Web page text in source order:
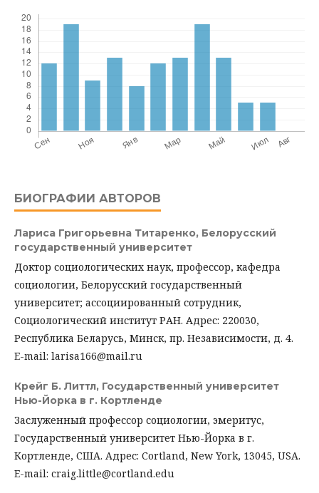
БИОГРАФИИ АВТОРОВ
Лариса Григорьевна Титаренко, Белорусский
государственный университет
Доктор социологических наук, профессор, кафедра
социологии, Белорусский государственный
университет; ассоциированный сотрудник,
Социологический институт РАН. Адрес: 220030,
Республика Беларусь, Минск, пр. Независимости, д. 4.
E-mail: larisa166@mail.ru
Крейг Б. Литтл, Государственный университет
Нью-Йорка в г. Кортленде
Заслуженный профессор социологии, эмеритус,
Государственный университет Нью-Йорка в г.
Кортленде, США. Адрес: Cortland, New York, 13045, USA.
E-mail: craig.little@cortland.edu